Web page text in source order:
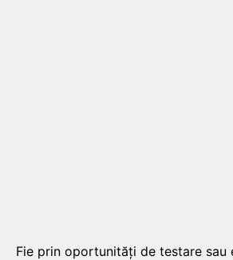
Fie prin oportunități de testare sau